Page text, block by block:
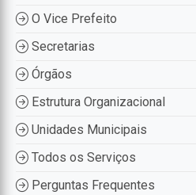
O Vice Prefeito
Secretarias
Órgãos
Estrutura Organizacional
Unidades Municipais
Todos os Serviços
Perguntas Frequentes